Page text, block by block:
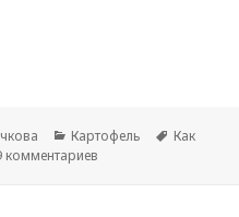
картофель?
Рубрики
Картофель Метки
Как
комментариев